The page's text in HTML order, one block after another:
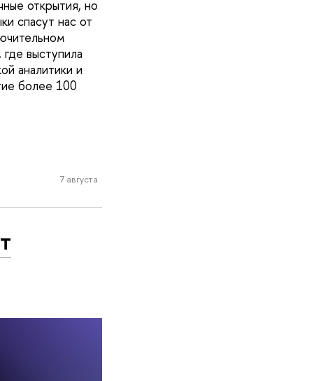
открытия, но
спасут нас от
выступила
аналитики и
более 100
7 августа